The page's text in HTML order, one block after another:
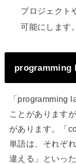
プロジェクト
可能にします
programming
「programming
ことがあります
があります。「
単語は、それぞ
違える」といっ